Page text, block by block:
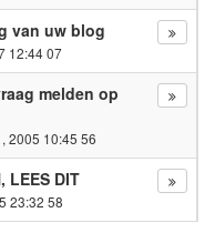
van uw blog
12:44 07
melden op
2005 10:45 56
LEES DIT
23:32 58